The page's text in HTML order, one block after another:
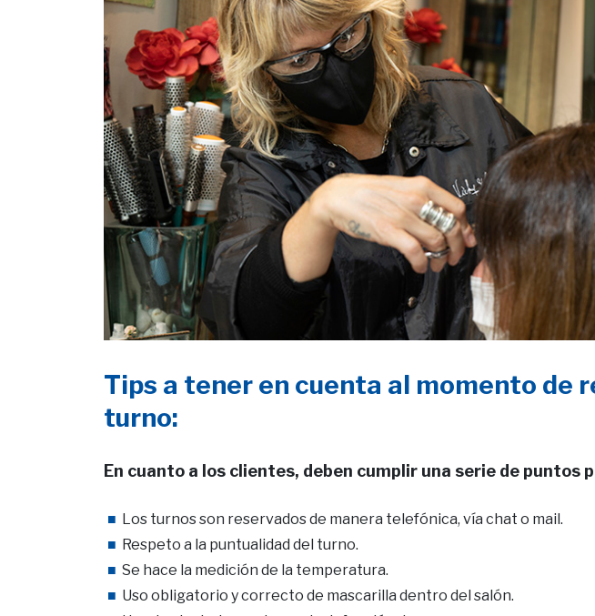
Tips a tener en cuenta al momento de
turno:
En cuanto a los clientes, deben cumplir una serie de puntos
Los turnos son reservados de manera telefónica, vía chat o mail.
Respeto a la puntualidad del turno.
Se hace la medición de la temperatura.
Uso obligatorio y correcto de mascarilla dentro del salón.